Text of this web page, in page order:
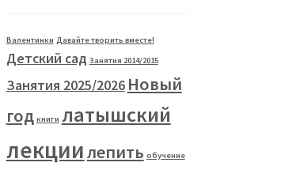
Валентинки Давайте творить вместе!
Детский сад Занятия 2014/2015
Занятия 2025/2026 Новый
год книги латышский
лекциилепить обучение